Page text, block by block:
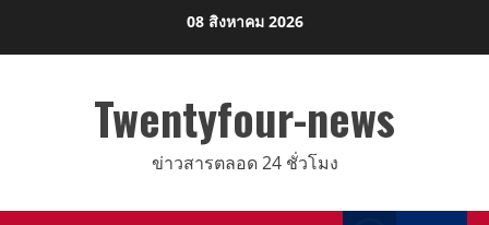
08 สิงหาคม 2026
Twentyfour-news
ข่าวสารตลอด 24 ชั่วโมง